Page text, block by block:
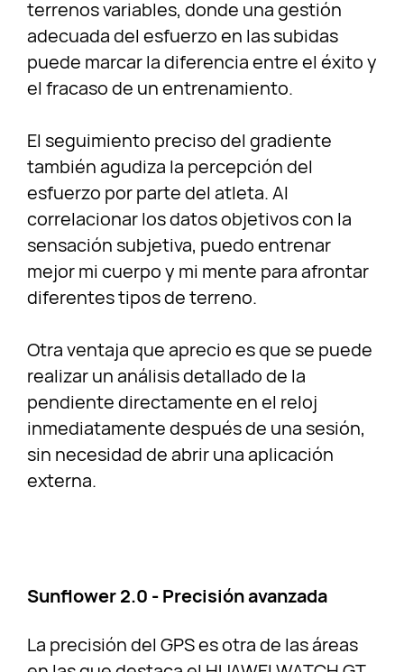
terrenos variables, donde una gestión
adecuada del esfuerzo en las subidas
puede marcar la diferencia entre el éxito y
el fracaso de un entrenamiento.
El seguimiento preciso del gradiente
también agudiza la percepción del
esfuerzo por parte del atleta. Al
correlacionar los datos objetivos con la
sensación subjetiva, puedo entrenar
mejor mi cuerpo y mi mente para afrontar
diferentes tipos de terreno.
Otra ventaja que aprecio es que se puede
realizar un análisis detallado de la
pendiente directamente en el reloj
inmediatamente después de una sesión,
sin necesidad de abrir una aplicación
externa.
Sunflower 2.0 - Precisión avanzada
La precisión del GPS es otra de las áreas